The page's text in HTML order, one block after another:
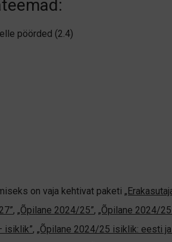
pöörded (2.4)
on vaja kehtivat paketi
, „Õpilane 2024/25”, „Õpilane 2024/
isiklik”, „Õpilane 2024/25 isiklik: eesti